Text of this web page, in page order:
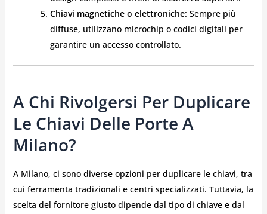
Chiavi magnetiche o elettroniche: Sempre più
diffuse, utilizzano microchip o codici digitali per
garantire un accesso controllato.
A Chi Rivolgersi Per Duplicare
Le Chiavi Delle Porte A
Milano?
A Milano, ci sono diverse opzioni per duplicare le chiavi, tra
cui ferramenta tradizionali e centri specializzati. Tuttavia, la
scelta del fornitore giusto dipende dal tipo di chiave e dal